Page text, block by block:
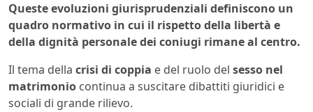
Queste evoluzioni giurisprudenziali definiscono un
quadro normativo in cui il rispetto della libertà e
della dignità personale dei coniugi rimane al centro.
Il tema della crisi di coppia e del ruolo del sesso nel
matrimonio continua a suscitare dibattiti giuridici e
sociali di grande rilievo.